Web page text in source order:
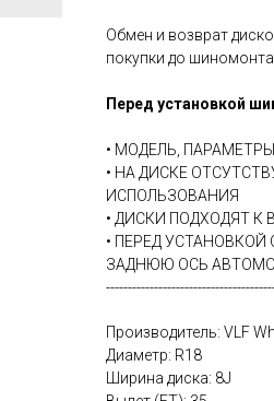
Обмен и возврат
покупки до
Перед установкой
• МОДЕЛЬ,
• НА ДИСКЕ
ИСПОЛЬЗОВАНИЯ
• ДИСКИ ПОДХОДЯТ
• ПЕРЕД
ЗАДНЮЮ ОСЬ
Производитель: VLF
Диаметр: R18
Ширина диска: 8J